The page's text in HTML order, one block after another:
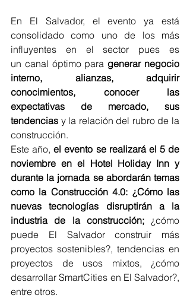
En El Salvador, el evento ya está
consolidado como uno de los más
influyentes en el sector pues es
un canal óptimo para generar negocio
interno, alianzas, adquirir
conocimientos, conocer las
expectativas de mercado, sus
tendencias y la relación del rubro de la
construcción.
Este año, el evento se realizará el 5 de
noviembre en el Hotel Holiday Inn y
durante la jornada se abordarán temas
como la Construcción 4.0: ¿Cómo las
nuevas tecnologías disruptirán a la
industria de la construcción; ¿cómo
puede El Salvador construir más
proyectos sostenibles?, tendencias en
proyectos de usos mixtos, ¿cómo
desarrollar SmartCities en El Salvador?,
entre otros.